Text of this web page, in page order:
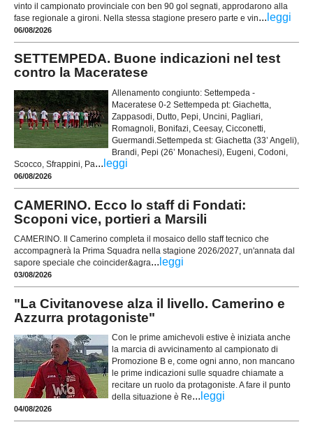
vinto il campionato provinciale con ben 90 gol segnati, approdarono alla
fase regionale a gironi. Nella stessa stagione presero parte e vin... leggi
06/08/2026
SETTEMPEDA. Buone indicazioni nel test
contro la Maceratese
Allenamento congiunto: Settempeda -
Maceratese 0-2 Settempeda pt: Giachetta,
Zappasodi, Dutto, Pepi, Uncini, Pagliari,
Romagnoli, Bonifazi, Ceesay, Cicconetti,
Guermandi.Settempeda st: Giachetta (33’ Angeli),
Brandi, Pepi (26’ Monachesi), Eugeni, Codoni,
Scocco, Sfrappini, Pa... leggi
06/08/2026
CAMERINO. Ecco lo staff di Fondati:
Scoponi vice, portieri a Marsili
CAMERINO. Il Camerino completa il mosaico dello staff tecnico che
accompagnerà la Prima Squadra nella stagione 2026/2027, un'annata dal
sapore speciale che coincider&agra... leggi
03/08/2026
"La Civitanovese alza il livello. Camerino e
Azzurra protagoniste"
Con le prime amichevoli estive è iniziata anche
la marcia di avvicinamento al campionato di
Promozione B e, come ogni anno, non mancano
le prime indicazioni sulle squadre chiamate a
recitare un ruolo da protagoniste. A fare il punto
della situazione è Re... leggi
04/08/2026